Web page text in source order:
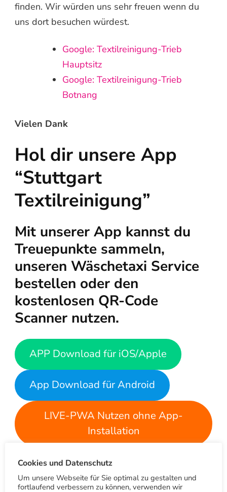
finden. Wir würden uns sehr freuen wenn du
uns dort besuchen würdest.
Google: Textilreinigung-Trieb
Hauptsitz
Google: Textilreinigung-Trieb
Botnang
Vielen Dank
Hol dir unsere App
“Stuttgart
Textilreinigung”
Mit unserer App kannst du
Treuepunkte sammeln,
unseren Wäschetaxi Service
bestellen oder den
kostenlosen QR-Code
Scanner nutzen.
APP Download für iOS/Apple
App Download für Android
LIVE-PWA Nutzen ohne App-
Installation
für unseren Wäschetaxi Service. Als
registrierter Nutzer bekommst du automatisch
Cookies und Datenschutz
Um unsere Webseite für Sie optimal zu gestalten und
fortlaufend verbessern zu können, verwenden wir